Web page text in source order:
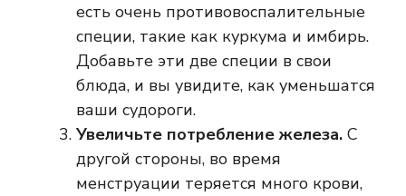
есть очень противовоспалительные
специи, такие как куркума и имбирь.
Добавьте эти две специи в свои
блюда, и вы увидите, как уменьшатся
ваши судороги.
Увеличьте потребление железа. С
другой стороны, во время
менструации теряется много крови,